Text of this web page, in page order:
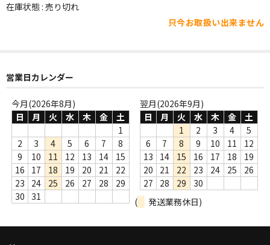
7INC
Webのみ no.3
Webのみ no.4
売り切れ
Help
在庫状態 : 売り切れ
只今お取扱い出来ません
営業日カレンダー
今月(2026年8月)
日
月 火 水 木 金
土
1
2
3 4 5 6 7
8
9
10 11 12 13 14
15
16
17 18 19 20 21
22
23
24 25 26 27 28
29
30
31
翌月(2026年9月)
日
月 火 水 木 金
土
1
2 3 4
5
6
7 8 9 10 11
12
13
14 15 16 17 18
19
20
21 22 23 24 25
26
27
28 29
30
(
発送業務休日)